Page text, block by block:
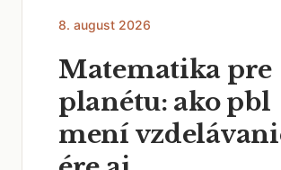
8. august 2026
Matematika pre
planétu: ako pbl
mení